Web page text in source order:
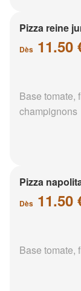
Pizza reine
Dès 11.50
Base tomate,
champignons
Pizza
Dès 11.50
Base tomate,